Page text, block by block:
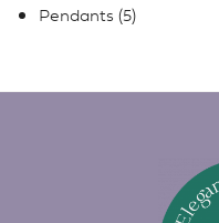
Pendants 5